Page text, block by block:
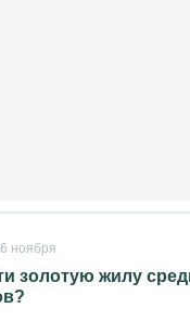
ноября
золотую жилу